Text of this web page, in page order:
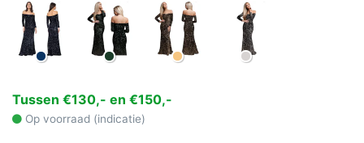
Tussen €130,- en €150,-
Op voorraad (indicatie)